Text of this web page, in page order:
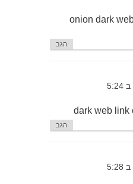
onion dark
הגב
dark web link
הגב